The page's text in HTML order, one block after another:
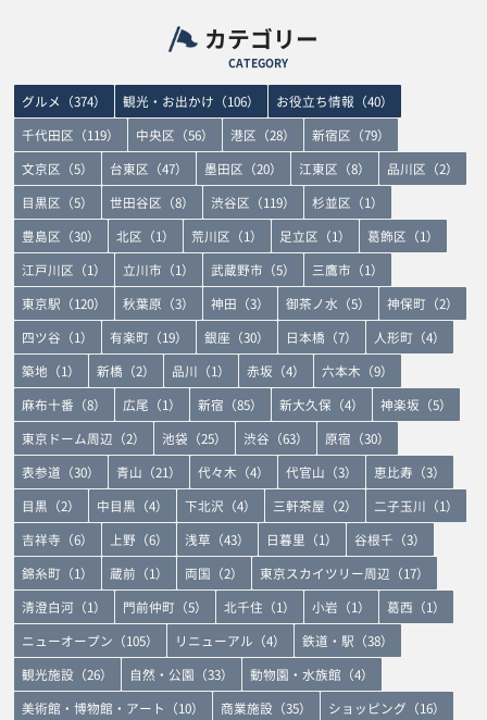
カテゴリー
CATEGORY
グルメ（374） 観光・お出かけ（106）
お役立ち情報（40）
千代田区（119）
中央区（56） 港区（28）
新宿区（79）
文京区（5）
台東区（47） 墨田区（20） 江東区（8）
品川区（2）
目黒区（5）
世田谷区（8） 渋谷区（119）
杉並区（1）
豊島区（30）
北区（1） 荒川区（1） 足立区（1）
葛飾区（1）
江戸川区（1）
立川市（1） 武蔵野市（5）
三鷹市（1）
東京駅（120）
秋葉原（3） 神田（3） 御茶ノ水（5）
神保町（2）
四ツ谷（1）
有楽町（19） 銀座（30） 日本橋（7）
人形町（4）
築地（1）
新橋（2） 品川（1） 赤坂（4）
六本木（9）
麻布十番（8）
広尾（1） 新宿（85） 新大久保（4）
神楽坂（5）
東京ドーム周辺（2）
池袋（25） 渋谷（63）
原宿（30）
表参道（30）
青山（21） 代々木（4） 代官山（3）
恵比寿（3）
目黒（2）
中目黒（4） 下北沢（4） 三軒茶屋（2）
二子玉川（1）
吉祥寺（6）
上野（6） 浅草（43） 日暮里（1）
谷根千（3）
錦糸町（1）
蔵前（1） 両国（2）
東京スカイツリー周辺（17）
清澄白河（1）
門前仲町（5） 北千住（1） 小岩（1）
葛西（1）
ニューオープン（105）
リニューアル（4）
鉄道・駅（38）
観光施設（26）
自然・公園（33）
動物園・水族館（4）
美術館・博物館・アート（10）
商業施設（35）
ショッピング（16）